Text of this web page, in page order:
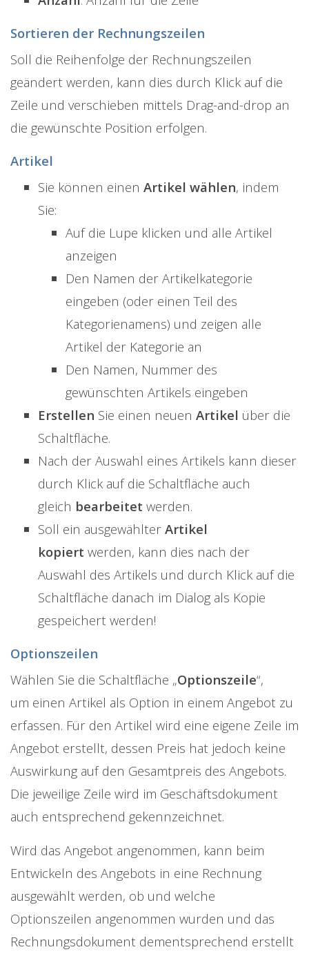
Sortieren der Rechnungszeilen
Soll die Reihenfolge der Rechnungszeilen
geändert werden, kann dies durch Klick auf die
Zeile und verschieben mittels Drag-and-drop an
die gewünschte Position erfolgen.
Artikel
Sie können einen Artikel wählen, indem
Sie:
Auf die Lupe klicken und alle Artikel
anzeigen
Den Namen der Artikelkategorie
eingeben (oder einen Teil des
Kategorienamens) und zeigen alle
Artikel der Kategorie an
Den Namen, Nummer des
gewünschten Artikels eingeben
Erstellen Sie einen neuen Artikel über die
Schaltfläche.
Nach der Auswahl eines Artikels kann dieser
durch Klick auf die Schaltfläche auch
gleich bearbeitet werden.
Soll ein ausgewählter Artikel
kopiert werden, kann dies nach der
Auswahl des Artikels und durch Klick auf die
Schaltfläche danach im Dialog als Kopie
gespeichert werden!
Optionszeilen
Wählen Sie die Schaltfläche „Optionszeile“,
um einen Artikel als Option in einem Angebot zu
erfassen. Für den Artikel wird eine eigene Zeile im
Angebot erstellt, dessen Preis hat jedoch keine
Auswirkung auf den Gesamtpreis des Angebots.
Die jeweilige Zeile wird im Geschäftsdokument
auch entsprechend gekennzeichnet.
Wird das Angebot angenommen, kann beim
Entwickeln des Angebots in eine Rechnung
ausgewählt werden, ob und welche
Optionszeilen angenommen wurden und das
Rechnungsdokument dementsprechend erstellt